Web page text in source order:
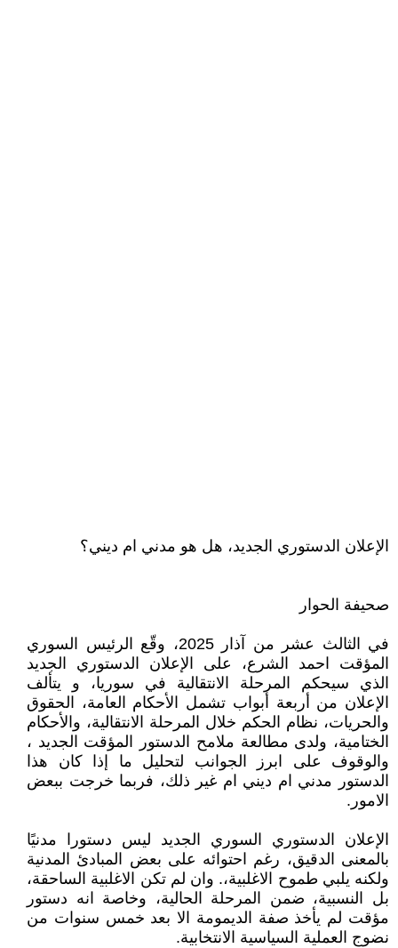
الإعلان الدستوري الجديد، هل هو مدني ام ديني؟
صحيفة الحوار
في الثالث عشر من آذار 2025، وقّع الرئيس السوري
المؤقت احمد الشرع، على الإعلان الدستوري الجديد
الذي سيحكم المرحلة الانتقالية في سوريا، و يتألف
الإعلان من أربعة أبواب تشمل الأحكام العامة، الحقوق
والحريات، نظام الحكم خلال المرحلة الانتقالية، والأحكام
الختامية، ولدى مطالعة ملامح الدستور المؤقت الجديد ،
والوقوف على ابرز الجوانب لتحليل ما إذا كان هذا
الدستور مدني ام ديني ام غير ذلك، فربما خرجت ببعض
الامور.
الإعلان الدستوري السوري الجديد ليس دستورا مدنيًا
بالمعنى الدقيق، رغم احتوائه على بعض المبادئ المدنية
ولكنه يلبي طموح الاغلبية،. وان لم تكن الاغلبية الساحقة،
بل النسبية، ضمن المرحلة الحالية، وخاصة انه دستور
مؤقت لم يأخذ صفة الديمومة الا بعد خمس سنوات من
نضوج العملية السياسية الانتخابية.